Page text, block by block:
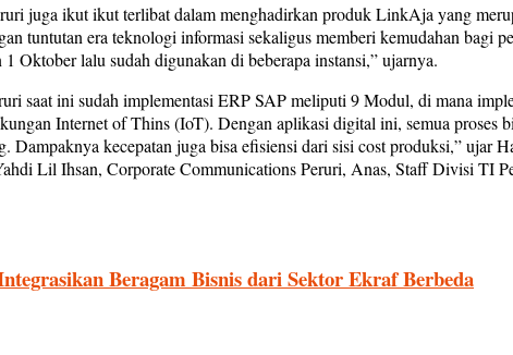
juga ikut ikut terlibat dalam menghadirkan produk LinkAja yang
tuntutan era teknologi informasi sekaligus memberi kemudahan bagi
Oktober lalu sudah digunakan di beberapa instansi,” ujarnya.
saat ini sudah implementasi ERP SAP meliputi 9 Modul, di mana
Internet of Thins (IoT). Dengan aplikasi digital ini, semua proses
Dampaknya kecepatan juga bisa efisiensi dari sisi cost produksi,” ujar
Lil Ihsan, Corporate Communications Peruri, Anas, Staff Divisi
Beragam Bisnis dari Sektor Ekraf Berbeda